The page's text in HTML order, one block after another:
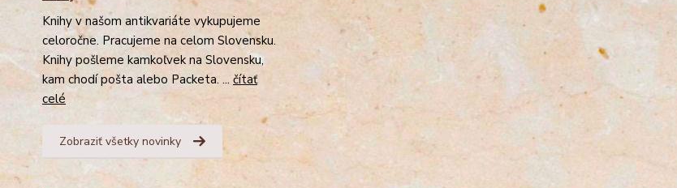
Knihy v našom antikvariáte vykupujeme
celoročne. Pracujeme na celom Slovensku.
Knihy pošleme kamkoľvek na Slovensku,
kam chodí pošta alebo Packeta. ... čítať
celé
Zobraziť všetky novinky